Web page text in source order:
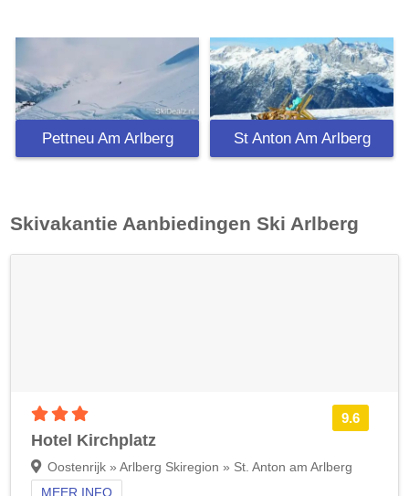
Pettneu Am Arlberg St Anton Am Arlberg
Skivakantie Aanbiedingen Ski Arlberg
9.6
Hotel Kirchplatz
Oostenrijk » Arlberg Skiregion » St. Anton am Arlberg
MEER INFO